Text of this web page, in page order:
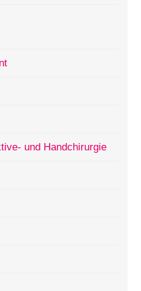
und Handchirurgie